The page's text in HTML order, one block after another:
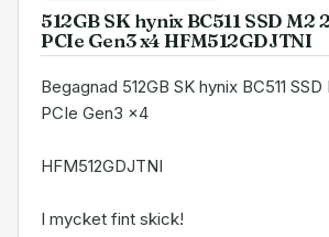
512GB SK hynix BC511 SSD M2
PCIe Gen3 x4 HFM512GDJTNI
Begagnad 512GB SK hynix BC511
PCIe Gen3 x4
HFM512GDJTNI
I mycket fint skick!